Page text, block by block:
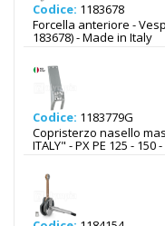
Codice: 1183678
Forcella anteriore -
183678) - Made in Italy
Codice: 1183779G
Copristerzo nasello
ITALY" - PX PE 125 - 150